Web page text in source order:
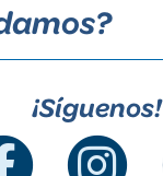
¡Síguenos!